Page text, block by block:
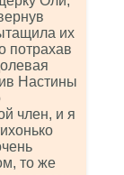
их
потрахав
Настины
член, и я
то же